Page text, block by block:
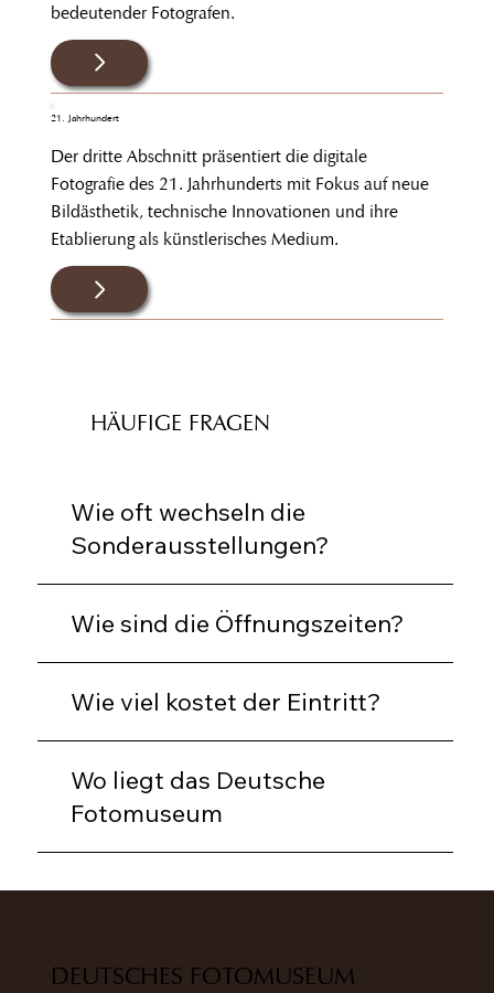
bedeutender Fotografen.
21. Jahrhundert
Der dritte Abschnitt präsentiert die digitale
Fotografie des 21. Jahrhunderts mit Fokus auf neue
Bildästhetik, technische Innovationen und ihre
Etablierung als künstlerisches Medium.
HÄUFIGE FRAGEN
Wie oft wechseln die
Sonderausstellungen?
Wie sind die Öffnungszeiten?
Wie viel kostet der Eintritt?
Wo liegt das Deutsche
Fotomuseum
DEUTSCHES FOTOMUSEUM